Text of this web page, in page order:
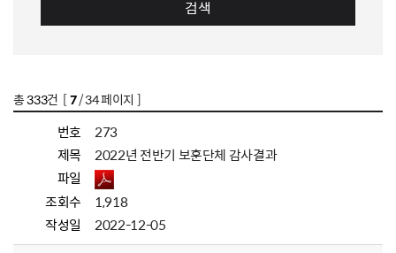
검색
총333건 [7/ 34 페이지 ]
번호
273
제목
2022년 전반기 보훈단체 감사결과
파일
조회수
1,918
작성일
2022-12-05